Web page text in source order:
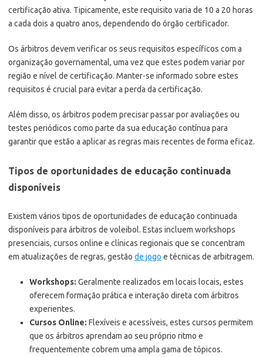
certificação ativa. Tipicamente, este requisito varia de 10 a 20 horas
a cada dois a quatro anos, dependendo do órgão certificador.
Os árbitros devem verificar os seus requisitos específicos com a
organização governamental, uma vez que estes podem variar por
região e nível de certificação. Manter-se informado sobre estes
requisitos é crucial para evitar a perda da certificação.
Além disso, os árbitros podem precisar passar por avaliações ou
testes periódicos como parte da sua educação contínua para
garantir que estão a aplicar as regras mais recentes de forma eficaz.
Tipos de oportunidades de educação continuada
disponíveis
Existem vários tipos de oportunidades de educação continuada
disponíveis para árbitros de voleibol. Estas incluem workshops
presenciais, cursos online e clínicas regionais que se concentram
em atualizações de regras, gestão de jogo e técnicas de arbitragem.
Workshops: Geralmente realizados em locais locais, estes
oferecem formação prática e interação direta com árbitros
experientes.
Cursos Online: Flexíveis e acessíveis, estes cursos permitem
que os árbitros aprendam ao seu próprio ritmo e
frequentemente cobrem uma ampla gama de tópicos.